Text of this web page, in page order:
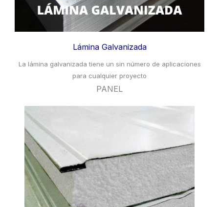
Lámina Galvanizada
La lámina galvanizada tiene un sin número de aplicaciones
para cualquier proyecto
PANEL